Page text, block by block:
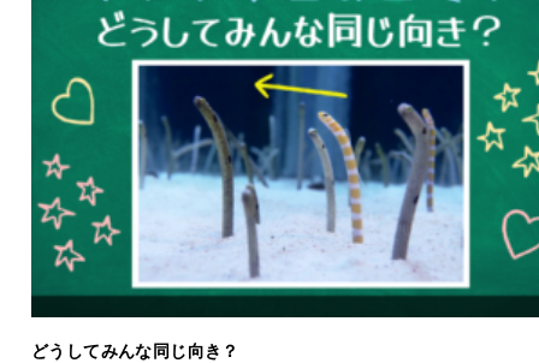
どうしてみんな同じ向き？